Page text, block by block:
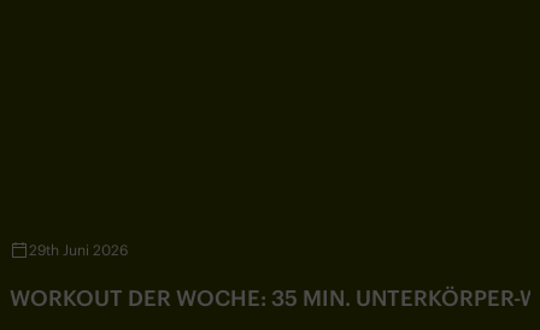
29th Juni 2026
WORKOUT DER WOCHE: 35 MIN. UNTERKÖRPER-